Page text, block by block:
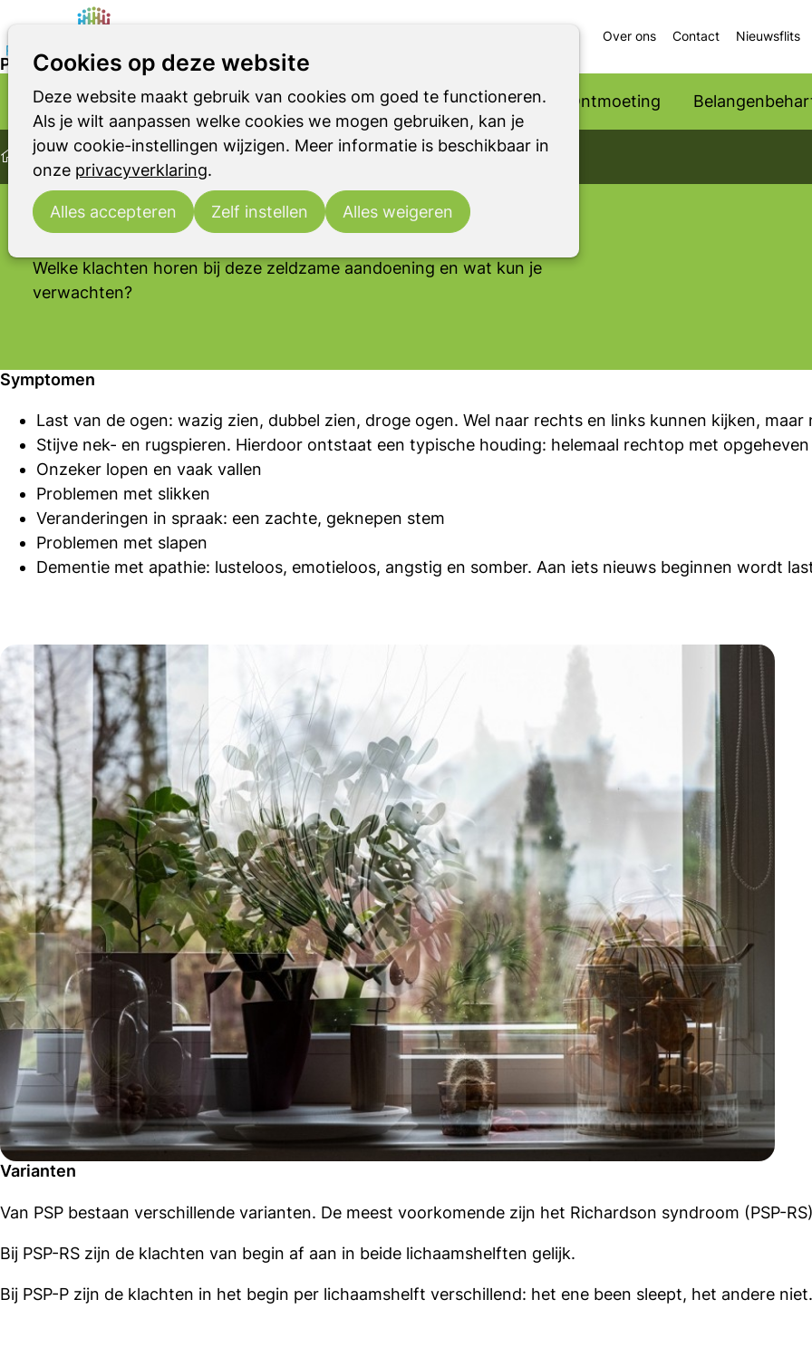
Cookies op deze website
Deze website maakt gebruik van cookies om goed te functioneren.
Als je wilt aanpassen welke cookies we mogen gebruiken, kan je
jouw cookie-instellingen wijzigen. Meer informatie is beschikbaar in
onze privacyverklaring.
Alles accepteren Zelf instellen Alles weigeren
Home
Parkinson Parkinsonismen RBD Ondersteuning Ontmoeting
Over ons Contact Nieuwsflits
Parkinsonismen PSP
PSP
PROGRESSIEVE SUPRANUCLEAIRE VERLAMMING
PSP
Progressieve supranucleaire verlamming is een hersenziekte
waarbij vaak eerst de oogspieren zwakker worden. Daardoor
kunnen de ogen minder goed bewegen.
Welke klachten horen bij deze zeldzame aandoening en wat kun je
verwachten?
Symptomen
Last van de ogen: wazig zien, dubbel zien, droge ogen. Wel naar rechts en links kunnen kijken,
Stijve nek- en rugspieren. Hierdoor ontstaat een typische houding: helemaal rechtop met
Onzeker lopen en vaak vallen
Problemen met slikken
Veranderingen in spraak: een zachte, geknepen stem
Problemen met slapen
Dementie met apathie: lusteloos, emotieloos, angstig en somber. Aan iets nieuws beginnen wordt
Varianten
Van PSP bestaan verschillende varianten. De meest voorkomende zijn het Richardson syndroom (PSP-
Bij PSP-RS zijn de klachten van begin af aan in beide lichaamshelften gelijk.
Bij PSP-P zijn de klachten in het begin per lichaamshelft verschillend: het ene been sleept, het andere niet.